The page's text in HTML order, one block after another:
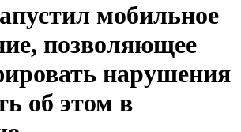
мобильное
позволяющее
нарушения
об этом в